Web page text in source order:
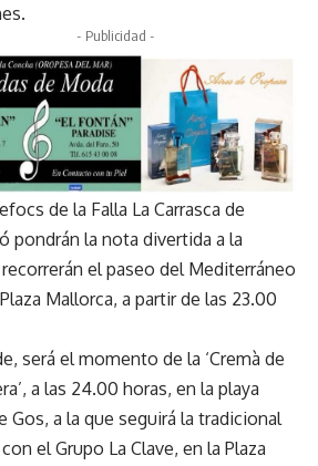
- Publicidad -
de la Falla La Carrasca de
pondrán la nota divertida a la
el paseo del Mediterráneo
Mallorca, a partir de las 23.00
será el momento de la ‘Cremà de
a las 24.00 horas, en la playa
Gos, a la que seguirá la tradicional
el Grupo La Clave, en la Plaza